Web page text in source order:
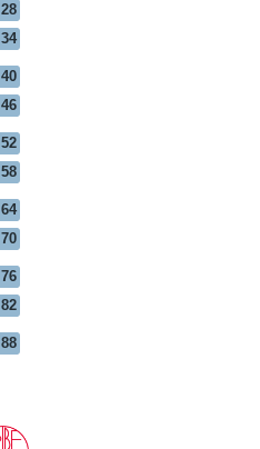
28
34
40
46
52
58
64
70
76
82
88